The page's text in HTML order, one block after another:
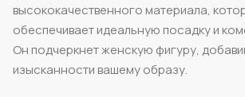
высококачественного материала,
обеспечивает идеальную посадку и
Он подчеркнет женскую фигуру,
изысканности вашему образу.